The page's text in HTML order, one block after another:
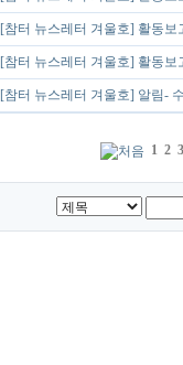
[참터 뉴스레터 겨울호] 활동
[참터 뉴스레터 겨울호] 활동보
[참터 뉴스레터 겨울호] 알림-
1 2 3